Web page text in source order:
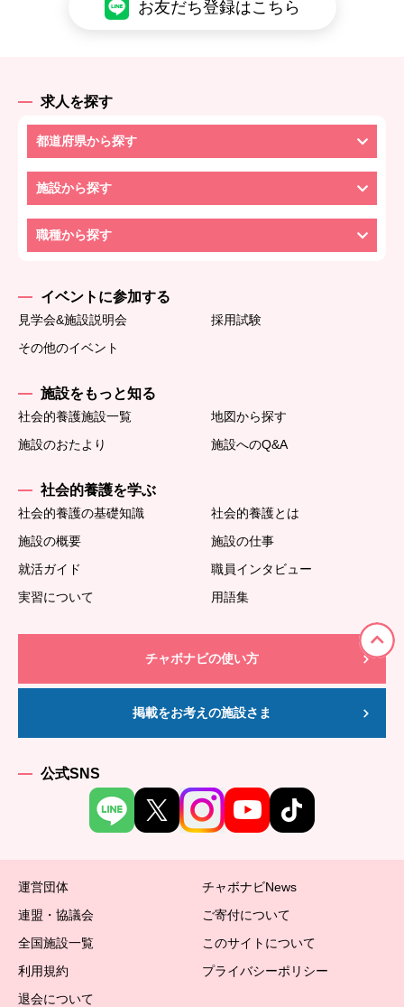
お友だち登録はこちら
求人を探す
都道府県から探す
施設から探す
職種から探す
イベントに参加する
見学会&施設説明会
採用試験
その他のイベント
施設をもっと知る
社会的養護施設一覧
地図から探す
施設のおたより
施設へのQ&A
社会的養護を学ぶ
社会的養護の基礎知識
社会的養護とは
施設の概要
施設の仕事
就活ガイド
職員インタビュー
実習について
用語集
チャボナビの使い方
掲載をお考えの施設さま
公式SNS
運営団体
チャボナビNews
連盟・協議会
ご寄付について
全国施設一覧
このサイトについて
利用規約
プライバシーポリシー
退会について